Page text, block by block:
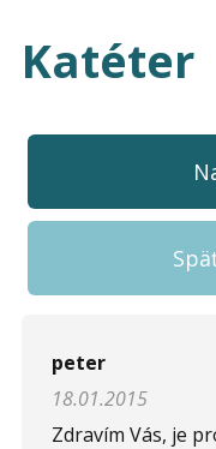
Katéter
Napíšte
Meno (* )
peter
18.01.2015
Zdravím Vás, je